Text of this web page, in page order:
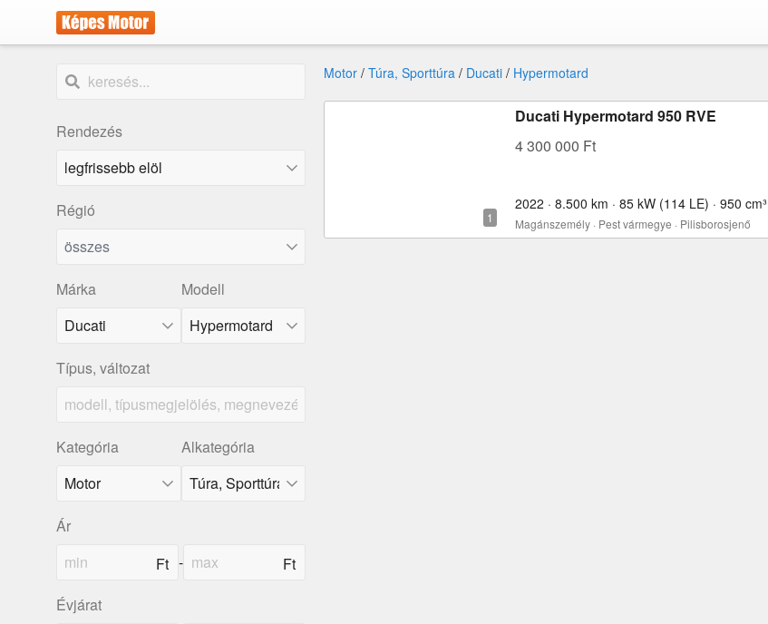
Rendezés
Régió
összes
Márka
Ducati
Modell
Hypermotard
Típus, változat
Kategória Alkategória
Ár
-
Évjárat
Motor / Túra, Sporttúra / Ducati / Hypermotard
Ducati Hypermotard 950 RVE
4 300 000 Ft
2022 · 8.500 km · 85 kW (114 LE) · 950 cm³
Magánszemély · Pest vármegye · Pilisborosjenő